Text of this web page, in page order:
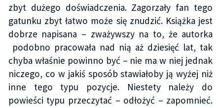
zbyt dużego doświadczenia. Zagorzały fan tego
gatunku zbyt łatwo może się znudzić. Książka jest
dobrze napisana – zważywszy na to, że autorka
podobno pracowała nad nią aż dziesięć lat, tak
chyba właśnie powinno być – nie ma w niej jednak
niczego, co w jakiś sposób stawiałoby ją wyżej niż
inne tego typu pozycje. Niestety należy do
powieści typu przeczytać – odłożyć – zapomnieć.